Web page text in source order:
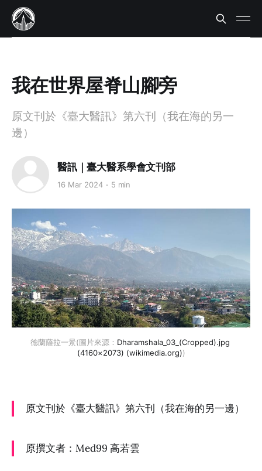
我在世界屋脊山腳旁
原文刊於《臺大醫訊》第六刊（我在海的另一
邊）
醫訊｜臺大醫系學會文刊部
16 Mar 2024 5 min
德蘭薩拉一景(圖片來源： Dharamshala_03_(Cropped).jpg
(4160×2073) (wikimedia.org))
原文刊於《臺大醫訊》第六刊（我在海的另一邊）
原撰文者：Med99 高若雲